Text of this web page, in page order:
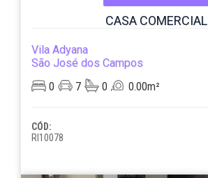
CASA COMERCIAL
Vila Adyana
São José dos Campos
0
7 0 0.00m²
CÓD:
RI10078